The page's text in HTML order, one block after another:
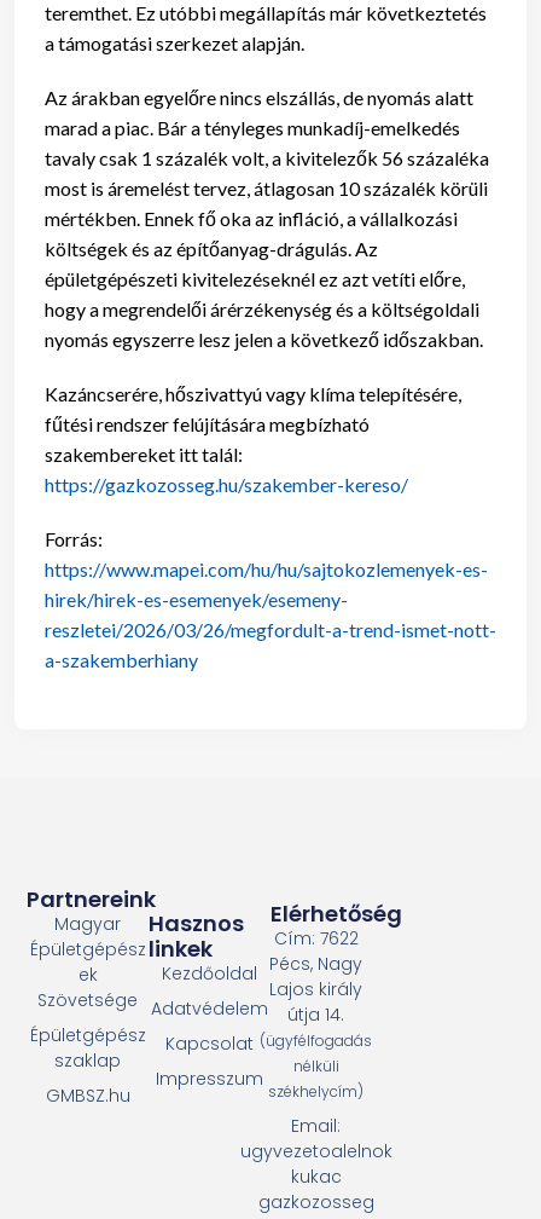
teremthet. Ez utóbbi megállapítás már következtetés
a támogatási szerkezet alapján.
Az árakban egyelőre nincs elszállás, de nyomás alatt
marad a piac. Bár a tényleges munkadíj-emelkedés
tavaly csak 1 százalék volt, a kivitelezők 56 százaléka
most is áremelést tervez, átlagosan 10 százalék körüli
mértékben. Ennek fő oka az infláció, a vállalkozási
költségek és az építőanyag-drágulás. Az
épületgépészeti kivitelezéseknél ez azt vetíti előre,
hogy a megrendelői árérzékenység és a költségoldali
nyomás egyszerre lesz jelen a következő időszakban.
Kazáncserére, hőszivattyú vagy klíma telepítésére,
fűtési rendszer felújítására megbízható
szakembereket itt talál:
https://gazkozosseg.hu/szakember-kereso/
Forrás:
https://www.mapei.com/hu/hu/sajtokozlemenyek-es-
hirek/hirek-es-esemenyek/esemeny-
reszletei/2026/03/26/megfordult-a-trend-ismet-nott-
a-szakemberhiany
Elérhetőség
Cím: 7622
Pécs, Nagy
Lajos király
útja 14.
(ügyfélfogadás
nélküli
székhelycím)
Email:
ugyvezetoalelnok
kukac
gazkozosseg
Hasznos
linkek
Kezdőoldal
Adatvédelem
Kapcsolat
Impresszum
Partnereink
Magyar
Épületgépész
ek
Szövetsége
Épületgépész
szaklap
GMBSZ.hu